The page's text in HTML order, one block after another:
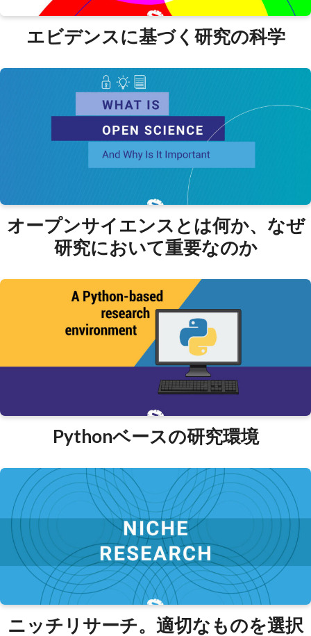
エビデンスに基づく研究の科学
オープンサイエンスとは何か、なぜ
研究において重要なのか
Pythonベースの研究環境
ニッチリサーチ。適切なものを選択